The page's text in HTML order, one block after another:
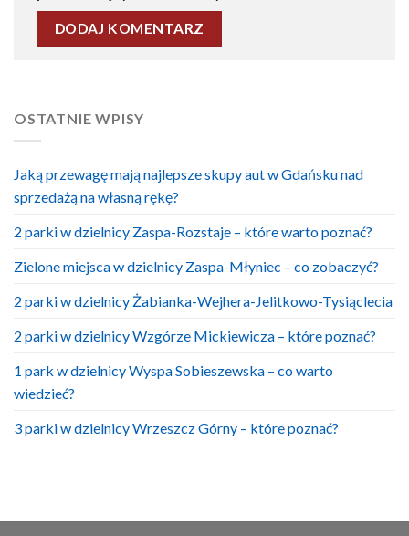
OSTATNIE WPISY
Jaką przewagę mają najlepsze skupy aut w Gdańsku nad
sprzedażą na własną rękę?
2 parki w dzielnicy Zaspa-Rozstaje – które warto poznać?
Zielone miejsca w dzielnicy Zaspa-Młyniec – co zobaczyć?
2 parki w dzielnicy Żabianka-Wejhera-Jelitkowo-Tysiąclecia
2 parki w dzielnicy Wzgórze Mickiewicza – które poznać?
1 park w dzielnicy Wyspa Sobieszewska – co warto
wiedzieć?
3 parki w dzielnicy Wrzeszcz Górny – które poznać?